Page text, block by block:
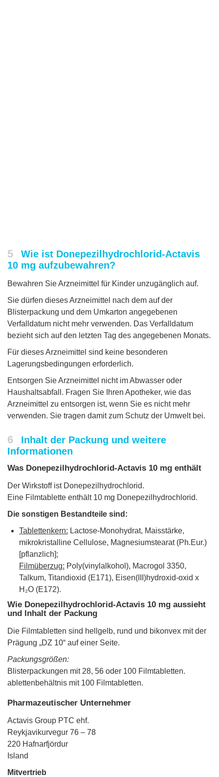
5
Wie ist Donepezilhydrochlorid-Actavis
10 mg aufzubewahren?
Bewahren Sie Arzneimittel für Kinder unzugänglich auf.
Sie dürfen dieses Arzneimittel nach dem auf der
Blisterpackung und dem Umkarton angegebenen
Verfalldatum nicht mehr verwenden. Das Verfalldatum
bezieht sich auf den letzten Tag des angegebenen Monats.
Für dieses Arzneimittel sind keine besonderen
Lagerungsbedingungen erforderlich.
Entsorgen Sie Arzneimittel nicht im Abwasser oder
Haushaltsabfall. Fragen Sie Ihren Apotheker, wie das
Arzneimittel zu entsorgen ist, wenn Sie es nicht mehr
verwenden. Sie tragen damit zum Schutz der Umwelt bei.
6
Inhalt der Packung und weitere
Informationen
Was Donepezilhydrochlorid-Actavis 10 mg enthält
Der Wirkstoff ist Donepezilhydrochlorid.
Eine Filmtablette enthält 10 mg Donepezilhydrochlorid.
Die sonstigen Bestandteile sind:
Tablettenkern: Lactose-Monohydrat, Maisstärke,
mikrokristalline Cellulose, Magnesiumstearat (Ph.Eur.)
[pflanzlich];
Filmüberzug: Poly(vinylalkohol), Macrogol 3350,
Talkum, Titandioxid (E171), Eisen(III)hydroxid-oxid x
H₂O (E172).
Wie Donepezilhydrochlorid-Actavis 10 mg aussieht
und Inhalt der Packung
Die Filmtabletten sind hellgelb, rund und bikonvex mit der
Prägung „DZ 10“ auf einer Seite.
Packungsgrößen:
Blisterpackungen mit 28, 56 oder 100 Filmtabletten.
ablettenbehältnis mit 100 Filmtabletten.
Pharmazeutischer Unternehmer
Actavis Group PTC ehf.
Reykjavikurvegur 76 – 78
220 Hafnarfjördur
Island
Mitvertrieb